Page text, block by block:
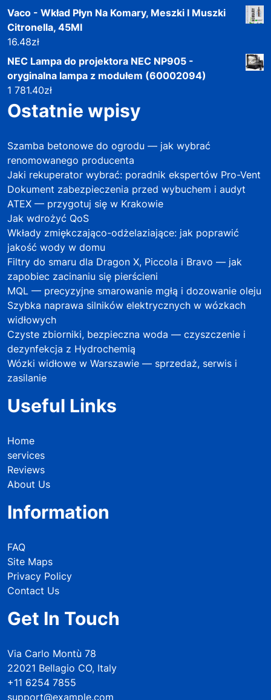
Vaco - Wkład Płyn Na Komary, Meszki I Muszki
Citronella, 45Ml
16.48zł
NEC Lampa do projektora NEC NP905 -
oryginalna lampa z modułem (60002094)
1 781.40zł
Ostatnie wpisy
Szamba betonowe do ogrodu — jak wybrać
renomowanego producenta
Jaki rekuperator wybrać: poradnik ekspertów Pro-Vent
Dokument zabezpieczenia przed wybuchem i audyt
ATEX — przygotuj się w Krakowie
Jak wdrożyć QoS
Wkłady zmiękczająco-odżelaziające: jak poprawić
jakość wody w domu
Filtry do smaru dla Dragon X, Piccola i Bravo — jak
zapobiec zacinaniu się pierścieni
MQL — precyzyjne smarowanie mgłą i dozowanie oleju
Szybka naprawa silników elektrycznych w wózkach
widłowych
Czyste zbiorniki, bezpieczna woda — czyszczenie i
dezynfekcja z Hydrochemią
Wózki widłowe w Warszawie — sprzedaż, serwis i
zasilanie
Useful Links
Home
services
Reviews
About Us
Information
FAQ
Site Maps
Privacy Policy
Contact Us
Get In Touch
Via Carlo Montù 78
22021 Bellagio CO, Italy
+11 6254 7855
support@example.com